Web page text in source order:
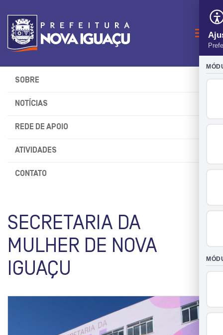
SOBRE
NOTÍCIAS
REDE DE APOIO
ATIVIDADES
CONTATO
SECRETARIA DA
MULHER DE NOVA
IGUAÇU